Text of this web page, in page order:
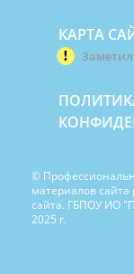
КАРТА
©
материалов
сайта. ГБПОУ ИО
2025 г.